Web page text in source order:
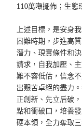
110萬噸擺佈；生態
上述目標，是安身
困難時期，步進高
潛力、現實條件和
請求，自我加壓、
難不容低估，信念
出艱苦卓絕的盡力
正創新、先立后破
點和衝破口，培養
硬本領，全力奪取